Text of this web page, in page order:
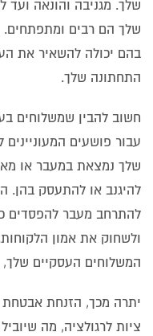
שלך. מגניבה והונאה ועד
שלך הם רבים ומתפתחים.
בהם יכולה להשאיר את
התחתונה שלך.
חשוב להבין שמשלוחים
עבור פושעים
שלך נמצאת במעבר או
להיגנב או להתעסק
להתרחב מעבר להפסדים
ולשחוק את אמון
המשלוחים העסקיים
יתרה מכך, הזנחת אבטחת
ציות לרגולציה, מה